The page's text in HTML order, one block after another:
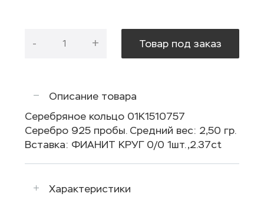
- + Товар под заказ
Описание товара
Серебряное кольцо 01К1510757
Серебро 925 пробы. Средний вес: 2,50 гр.
Вставка: ФИАНИТ КРУГ 0/0 1шт.,2.37ct
Характеристики